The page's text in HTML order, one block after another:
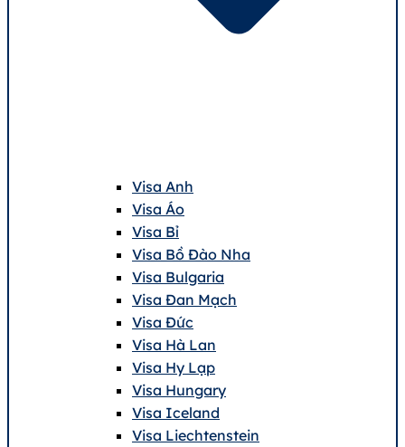
Visa Anh
Visa Áo
Visa Bỉ
Visa Bồ Đào Nha
Visa Bulgaria
Visa Đan Mạch
Visa Đức
Visa Hà Lan
Visa Hy Lạp
Visa Hungary
Visa Iceland
Visa Liechtenstein